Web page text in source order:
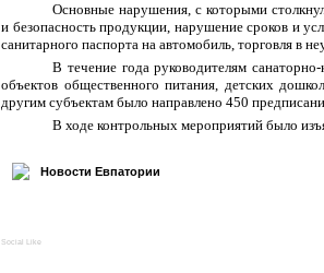
Основные нарушения, с которыми
и безопасность продукции, нарушение сроков и
санитарного паспорта на автомобиль, торговля в
В течение года руководителям
объектов общественного питания, детских
другим субъектам было направлено 450
В ходе контрольных мероприятий было
Новости Евпатории
Social Like